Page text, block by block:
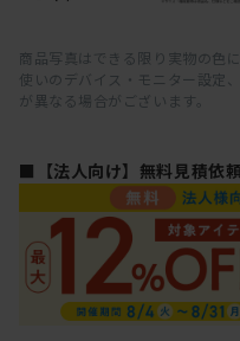
商品写真はできる限り実物の色
使いのデバイス・モニター設定
が異なる場合がございます。
■【法人向け】無料見積依頼